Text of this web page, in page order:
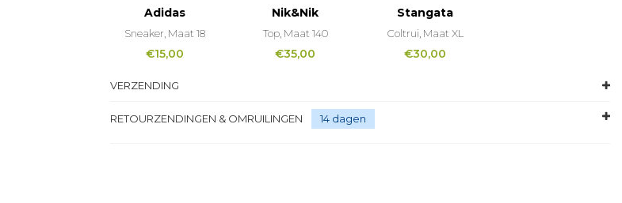
Adidas
Sneaker, Maat 18
€15,00
Nik&Nik
Top, Maat 140
€35,00
Stangata
Coltrui, Maat XL
€30,00
VERZENDING
RETOURZENDINGEN & OMRUILINGEN 14 dagen